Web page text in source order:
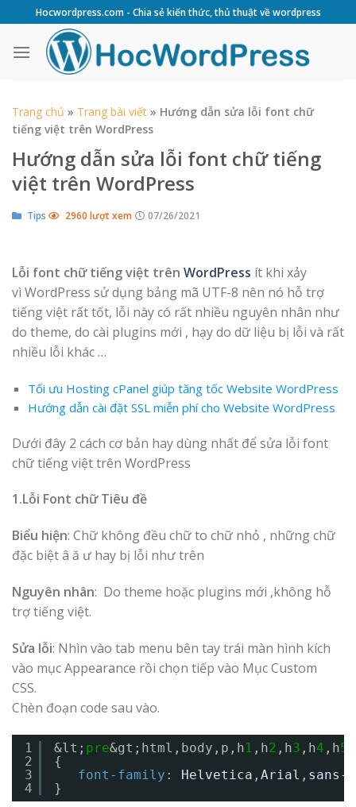
to
content
Hocwordpress.com - Chia sẻ kiến thức, thủ thuật về wordpress
Trang chủ » Trang bài viết » Hướng dẫn sửa lỗi font chữ
tiếng việt trên WordPress
Hướng dẫn sửa lỗi font chữ tiếng
việt trên WordPress
Tips 2960 lượt xem 07/26/2021
Lỗi font chữ tiếng việt trên WordPress ít khi xảy
vì WordPress sử dụng bảng mã UTF-8 nên nó hỗ trợ
tiếng việt rất tốt, lỗi này có rất nhiều nguyên nhân như
do theme, do cài plugins mới , hạy do dữ liệu bị lỗi và rất
nhiều lỗi khác …
Tối ưu Hosting cPanel giúp tăng tốc Website WordPress
Hướng dẫn cài đặt SSL miễn phí cho Website WordPress
Dưới đây 2 cách cơ bản hay dùng nhất để sửa lỗi font
chữ tiếng việt trên WordPress
1.Lỗi Font chữ Tiêu đề
Biểu hiện: Chữ không đều chữ to chữ nhỏ , những chữ
đặc biệt â ă ư hay bị lỗi như trên
Nguyên nhân: Do theme hoặc plugins mới ,không hỗ
trợ tiếng việt.
Sửa lỗi: Nhìn vào tab menu bên tay trái màn hình kích
vào mục Appearance rồi chọn tiếp vào Mục Custom
CSS.
Chèn đoạn code sau vào.
1
2
3
4
&lt; pre&gt;html,body,p,h1 ,h2 ,h3 ,h4 ,h5
{
font-family : Helvetica , Arial ,
}